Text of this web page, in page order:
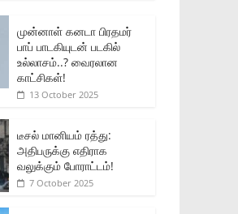
முன்னாள் கனடா பிரதமர்
பாப் பாடகியுடன் படகில்
உல்லாசம்..? வைரலான
காட்சிகள்!
13 October 2025
டீசல் மானியம் ரத்து:
அதிபருக்கு எதிராக
வலுக்கும் போராட்டம்!
7 October 2025